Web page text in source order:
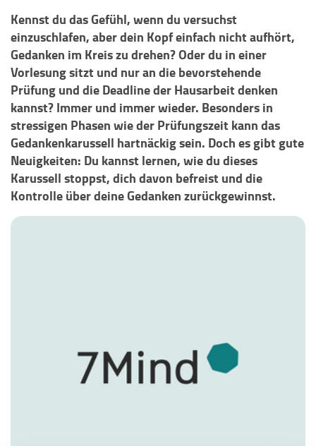
Kennst du das Gefühl, wenn du versuchst
einzuschlafen, aber dein Kopf einfach nicht aufhört,
Gedanken im Kreis zu drehen? Oder du in einer
Vorlesung sitzt und nur an die bevorstehende
Prüfung und die Deadline der Hausarbeit denken
kannst? Immer und immer wieder. Besonders in
stressigen Phasen wie der Prüfungszeit kann das
Gedankenkarussell hartnäckig sein. Doch es gibt gute
Neuigkeiten: Du kannst lernen, wie du dieses
Karussell stoppst, dich davon befreist und die
Kontrolle über deine Gedanken zurückgewinnst.